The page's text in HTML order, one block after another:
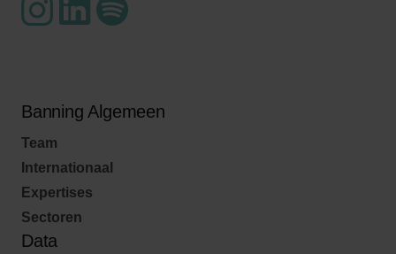
Banning Algemeen
Team
Internationaal
Expertises
Sectoren
Data